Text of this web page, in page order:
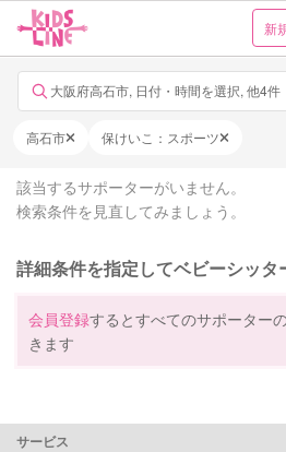
新
大阪府高石市, 日付・時間を選択, 他4件
高石市 保けいこ：スポーツ
該当するサポーターがいません。
検索条件を見直してみましょう。
詳細条件を指定してベビーシッタ
会員登録するとすべてのサポーター
きます
サービス